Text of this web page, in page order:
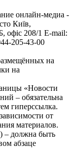
онлайн-медиа -
Київ,
208/1 E-mail:
205-43-00
на
на
«Новости
– обязательна
гиперссылка.
от
материалов.
– должна быть
абзаце